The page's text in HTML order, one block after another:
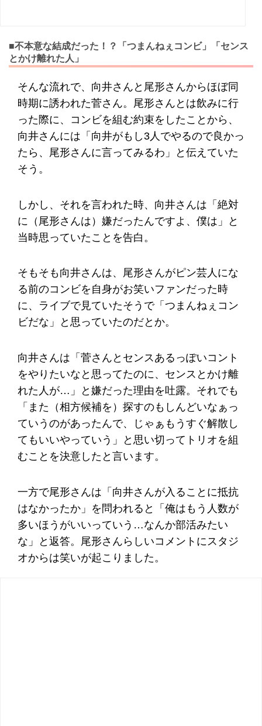
■不本意な結成だった！？「つまんねぇコンビ」「センス
とかけ離れた人」
そんな流れで、向井さんと尾形さんからほぼ同
時期に誘われた菅さん。尾形さんとは飲みに行
った際に、コンビを組む約束をしたことから、
向井さんには「向井がもし3人でやるので良かっ
たら、尾形さんに言ってみるわ」と伝えていた
そう。
しかし、それを言われた時、向井さんは「絶対
に（尾形さんは）嫌だったんですよ、僕は」と
当時思っていたことを告白。
そもそも向井さんは、尾形さんがピン芸人にな
る前のコンビを自身がお笑いファンだった時
に、ライブで見ていたそうで「つまんねぇコン
ビだな」と思っていたのだとか。
向井さんは「菅さんとセンスあるっぽいコント
をやりたいなと思ってたのに、センスとかけ離
れた人が…」と嫌だった理由を吐露。それでも
「また（相方候補を）探すのもしんどいなぁっ
ていうのがあったんで、じゃぁもうすぐ解散し
てもいいやっていう」と思い切ってトリオを組
むことを決意したと言います。
一方で尾形さんは「向井さんが入ることに抵抗
はなかったか」を問われると「俺はもう人数が
多いほうがいいっていう…なんか部活みたい
な」と返答。尾形さんらしいコメントにスタジ
オからは笑いが起こりました。